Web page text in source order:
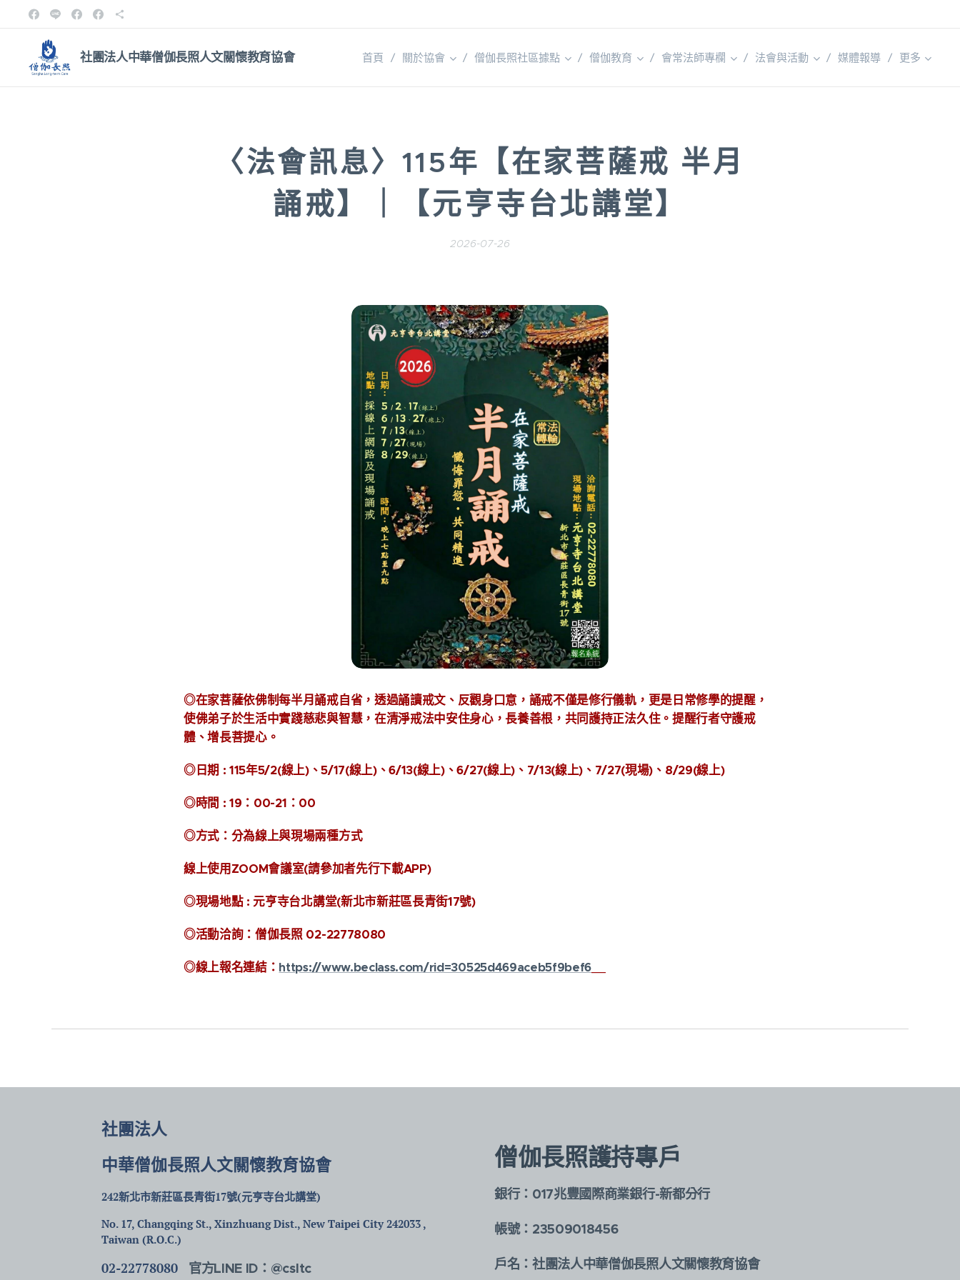
社團法人中華僧伽長照人文關懷教育協會 首頁 關於協會 僧伽長照社區據點 僧伽教育 會常法師專欄 法會與活動 媒體報導 更多
〈法會訊息〉115年 【在家菩薩戒 半月
誦戒】｜【元亨寺台北講堂】
2026-07-26
◎在家菩薩依佛制每半月誦戒自省，透過誦讀戒文、反觀身口意， 誦戒不僅是修行儀軌，更是日常修學的提醒，
使佛弟子於生活中實踐慈悲與智慧，在清淨戒法中安住身心，長養善根，共同護持正法久住。 提醒行者守護戒
體、增長菩提心。
◎日期 :115年5/2(線上)、5/17(線上)、6/13(線上)、6/27(線上)、7/13(線上)、7/27(現場)、8/29(線上)
◎時間 :19：00-21：00
◎方式：分為線上與現場兩種方式
線上使用ZOOM會議室(請參加者先行下載APP)
◎現場地點 :元亨寺台北講堂(新北市新莊區長青街17號)
◎活動洽詢：僧伽長照 02-22778080
◎線上報名連結： https://www.beclass.com/rid=30525d469aceb5f9bef6
社團法人
中華僧伽長照人文關懷教育協會
242新北市新莊區長青街17號(元亨寺台北講堂)
No. 17, Changqing St., Xinzhuang Dist., New Taipei City 242033 ,
Taiwan (R.O.C.)
02-22778080 官方LINE ID：@csltc
僧伽長照護持專戶
銀行：017兆豐國際商業銀行-新都分行
帳號：23509018456
戶名：社團法人中華僧伽長照人文關懷教育協會